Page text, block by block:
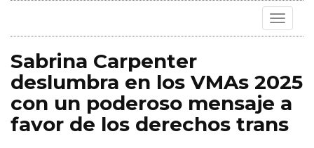
Toggle
Sabrina Carpenter
deslumbra en los VMAs 2025
con un poderoso mensaje a
favor de los derechos trans